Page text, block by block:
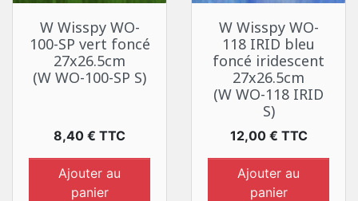
W Wisspy WO-
100-SP vert foncé
27x26.5cm
(W WO-100-SP S)
Prix
8,40 € TTC
Ajouter au
panier
W Wisspy WO-
118 IRID bleu
foncé iridescent
27x26.5cm
(W WO-118 IRID
S)
Prix
12,00 € TTC
Ajouter au
panier